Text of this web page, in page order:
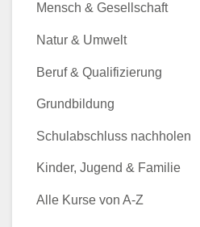
Mensch & Gesellschaft
Natur & Umwelt
Beruf & Qualifizierung
Grundbildung
Schulabschluss nachholen
Kinder, Jugend & Familie
Alle Kurse von A-Z